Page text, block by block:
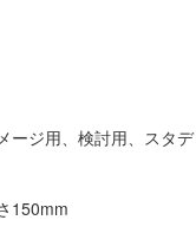
ージ用、検討用、スタデ
150mm